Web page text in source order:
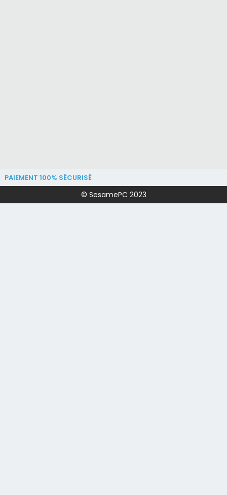
PAIEMENT 100% SÉCURISÉ
© SesamePC 2023